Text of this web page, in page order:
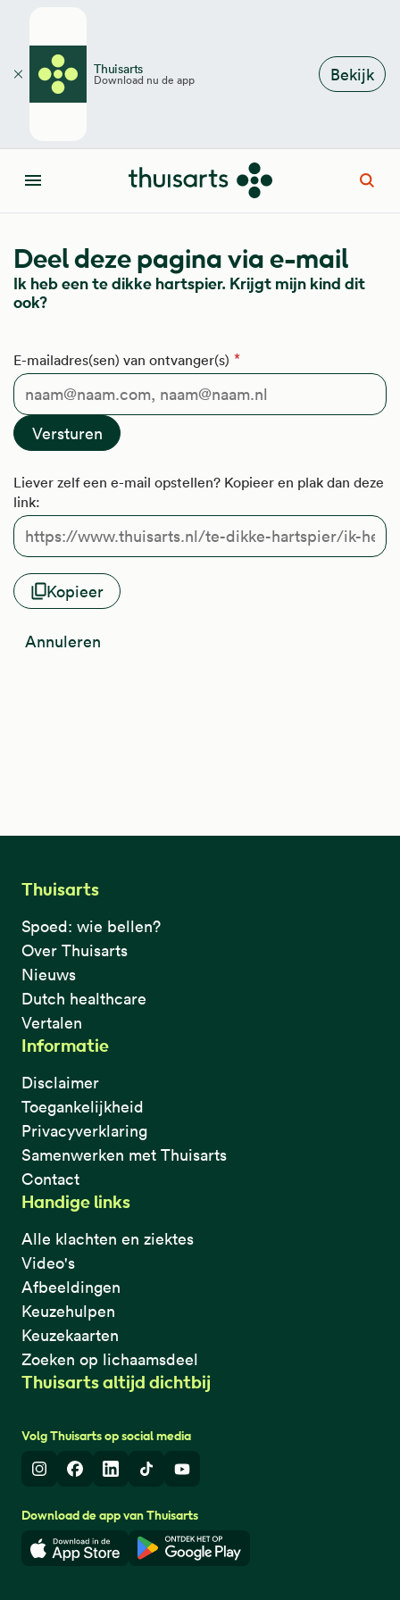
Thuisarts
Download nu de app Bekijk
Sluiten
Menu
Deel deze pagina via e-mail
Ik heb een te dikke hartspier. Krijgt mijn kind dit
ook?
E-mailadres(sen) van ontvanger(s)
Liever zelf een e-mail opstellen? Kopieer en plak dan deze
link:
Kopieer
Annuleren
Thuisarts
Spoed: wie bellen?
Over Thuisarts
Nieuws
Dutch healthcare
Vertalen
Informatie
Disclaimer
Toegankelijkheid
Privacyverklaring
Samenwerken met Thuisarts
Contact
Handige links
Alle klachten en ziektes
Video's
Afbeeldingen
Keuzehulpen
Keuzekaarten
Zoeken op lichaamsdeel
Thuisarts altijd dichtbij
Volg Thuisarts op social media
InstagramFacebook
LinkedInTikTokYoutube
Download de app van Thuisarts
Download in de App StoreDownload in de Google Play